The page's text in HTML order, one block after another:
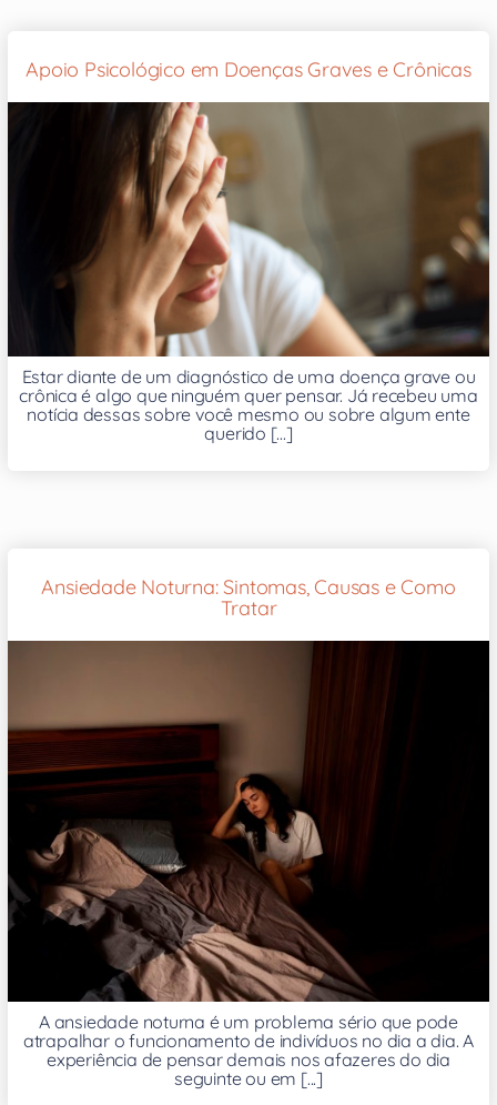
Apoio Psicológico em Doenças Graves e Crônicas
Estar diante de um diagnóstico de uma doença grave ou
crônica é algo que ninguém quer pensar. Já recebeu uma
notícia dessas sobre você mesmo ou sobre algum ente
querido [...]
Ansiedade Noturna: Sintomas, Causas e Como
Tratar
A ansiedade noturna é um problema sério que pode
atrapalhar o funcionamento de indivíduos no dia a dia. A
experiência de pensar demais nos afazeres do dia
seguinte ou em [...]